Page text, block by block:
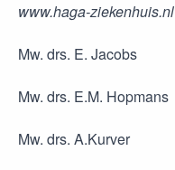
www.haga-ziekenhuis.nl
Mw. drs. E. Jacobs
Mw. drs. E.M. Hopmans
Mw. drs. A.Kurver